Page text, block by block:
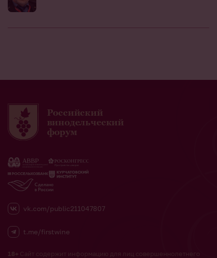
Российский
винодельческий
форум
vk.com/public211047807
t.me/firstwine
18+ Сайт содержит информацию для лиц совершеннолетнего